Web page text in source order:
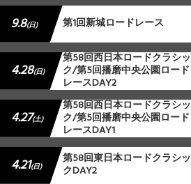
9.8(日) 第1回新城ロードレース
4.28(日)
第58回西日本ロードクラシッ
ク/第5回播磨中央公園ロード
レースDAY2
4.27(土)
第58回西日本ロードクラシッ
ク/第5回播磨中央公園ロード
レースDAY1
4.21(日) 第58回東日本ロードクラシッ
クDAY2